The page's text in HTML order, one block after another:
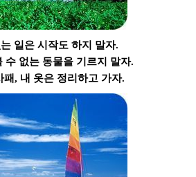
일은 시작도 하지 말자.
수 없는 동물을 기르지 말자.
패, 내 옷은 정리하고 가자.